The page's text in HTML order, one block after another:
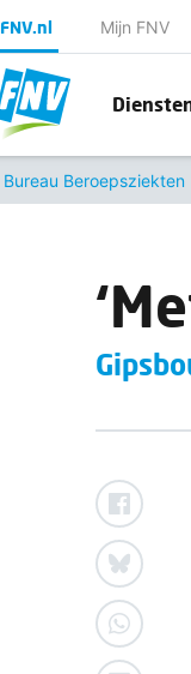
FNV.nl Mijn FNV
Bureau Beroepsziekten